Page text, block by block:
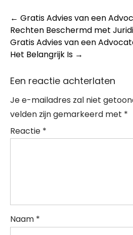
Post
navigation
← Gratis Advies van een
Rechten Beschermd met
Gratis Advies van een
Het Belangrijk Is →
Een reactie achterlaten
Je e-mailadres zal niet
velden zijn gemarkeerd met *
Reactie *
Naam *